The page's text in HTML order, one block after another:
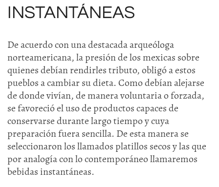
INSTANTÁNEAS
De acuerdo con una destacada arqueóloga
norteamericana, la presión de los mexicas sobre
quienes debían rendirles tributo, obligó a estos
pueblos a cambiar su dieta. Como debían alejarse
de donde vivían, de manera voluntaria o forzada,
se favoreció el uso de productos capaces de
conservarse durante largo tiempo y cuya
preparación fuera sencilla. De esta manera se
seleccionaron los llamados platillos secos y las que
por analogía con lo contemporáneo llamaremos
bebidas instantáneas.